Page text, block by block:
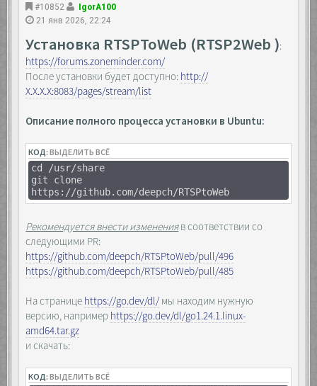
#10852
IgorA100
21 янв 2026, 22:24
Установка RTSPToWeb (RTSP2Web ):
https://forums.zoneminder.com/
После установки будет доступно: http://
Х.Х.Х.Х:8083/pages/stream/list
Описание полного процесса установки в Ubuntu:
КОД:ВЫДЕЛИТЬ ВСЁ
cd /usr/share
git clone
https://github.com/deepch/RTSPtoWeb
Рекомендуется внести измененияв соответствии со
следующими PR:
https://github.com/deepch/RTSPtoWeb/pull/496
https://github.com/deepch/RTSPtoWeb/pull/485
На странице https://go.dev/dl/мы находим нужную
версию, например https://go.dev/dl/go1.24.1.linux-
amd64.tar.gz
и скачать:
КОД:ВЫДЕЛИТЬ ВСЁ